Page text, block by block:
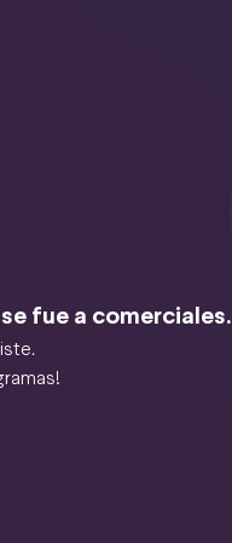
fue a comerciales.